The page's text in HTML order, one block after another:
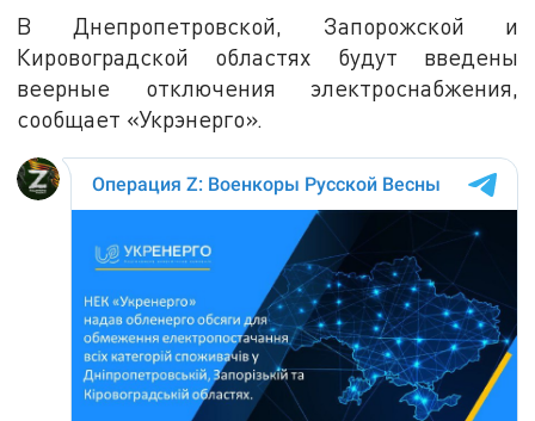
В Днепропетровской, Запорожской и
Кировоградской областях будут введены
веерные отключения электроснабжения,
сообщает «Укрэнерго».